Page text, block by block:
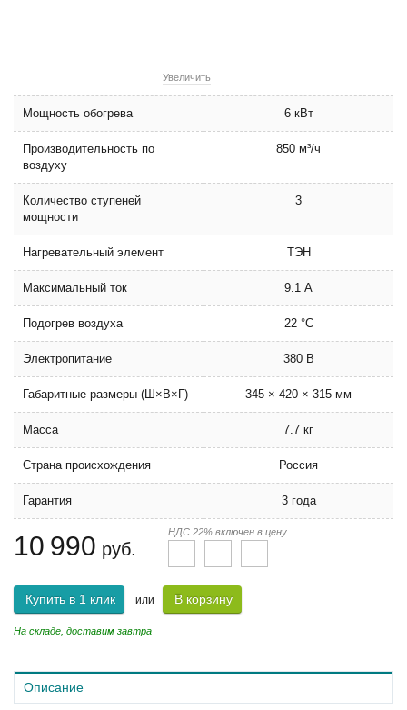
Увеличить
Мощность обогрева 6 кВт
Производительность по
воздуху
850 м³/ч
Количество ступеней
мощности
3
Нагревательный элемент ТЭН
Максимальный ток 9.1 А
Подогрев воздуха 22 °C
Электропитание 380 В
Габаритные размеры (Ш×В×Г) 345 × 420 × 315 мм
Масса 7.7 кг
Страна происхождения Россия
Гарантия 3 года
10 990 руб.
НДС 22% включен в цену
Купить в 1 клик или В корзину
На складе, доставим завтра
Описание